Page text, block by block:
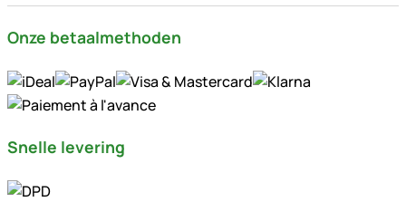
Onze betaalmethoden
Snelle levering